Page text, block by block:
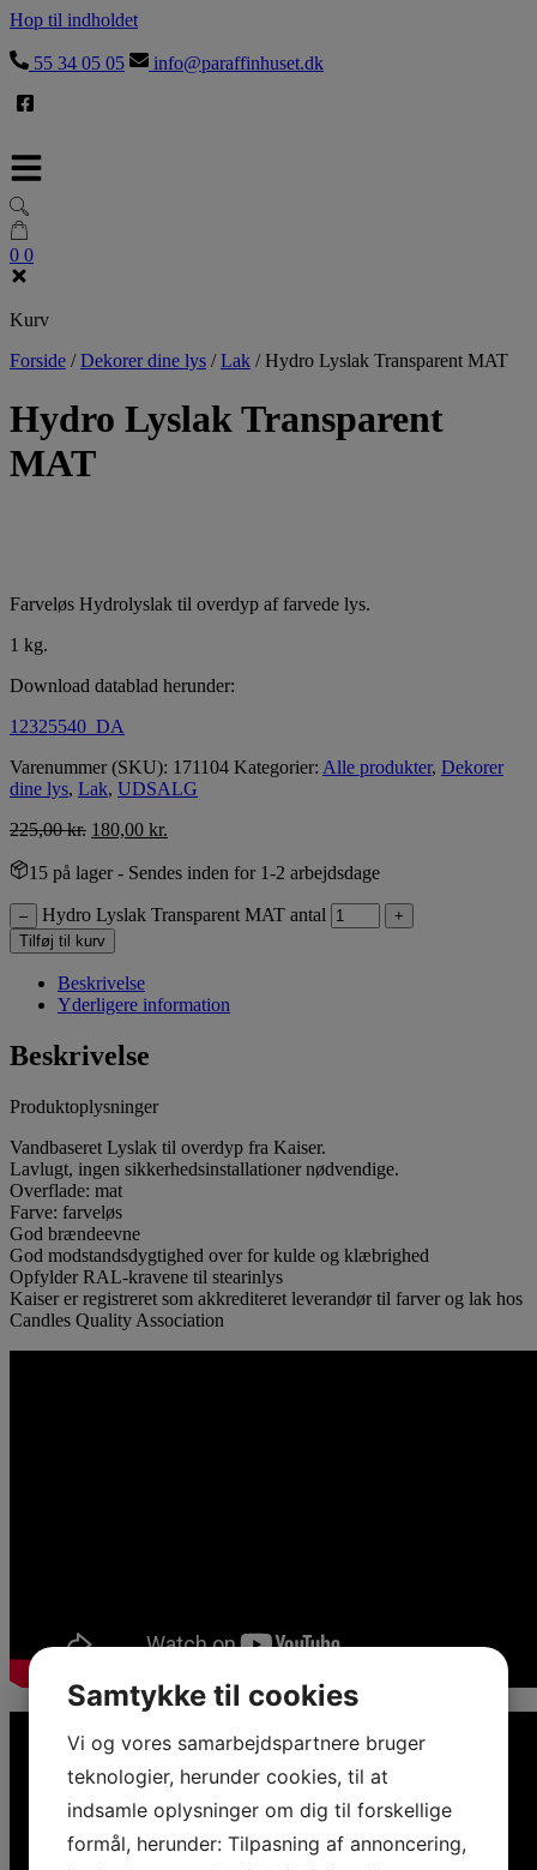
Hop til indholdet
55 34 05 05 info@paraffinhuset.dk
0 0
Kurv
Forside /Dekorer dine lys /Lak /Hydro Lyslak Transparent MAT
Hydro Lyslak Transparent
MAT
Farveløs Hydrolyslak til overdyp af farvede lys.
1 kg.
Download datablad herunder:
12325540_DA
Varenummer (SKU): 171104 Kategorier: Alle produkter, Dekorer
dine lys, Lak, UDSALG
225,00kr. 180,00 kr.
15 på lager - Sendes inden for 1-2 arbejdsdage
– Hydro Lyslak Transparent MAT antal
+
Tilføj til kurv
Beskrivelse
Yderligere information
Beskrivelse
Produktoplysninger
Vandbaseret Lyslak til overdyp fra Kaiser.
Lavlugt, ingen sikkerhedsinstallationer nødvendige.
Overflade: mat
Farve: farveløs
God brændeevne
God modstandsdygtighed over for kulde og klæbrighed
Opfylder RAL-kravene til stearinlys
Kaiser er registreret som akkrediteret leverandør til farver og lak hos
Candles Quality Association
Samtykke til cookies
Vi og vores samarbejdspartnere bruger
teknologier, herunder cookies, til at
indsamle oplysninger om dig til forskellige
formål, herunder: Tilpasning af annoncering,